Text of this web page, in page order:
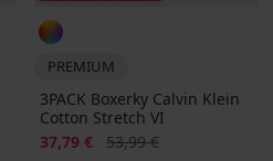
PREMIUM
3PACK Boxerky Calvin Klein
Cotton Stretch VI
Zľava
37,79 € Pôvodná cena
53,99 €